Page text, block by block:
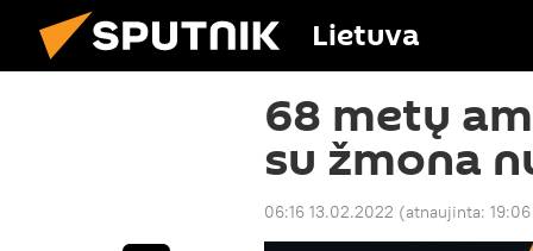
Lietuva
68 metų
su žmona
06:16 13.02.2022 (atnaujinta: